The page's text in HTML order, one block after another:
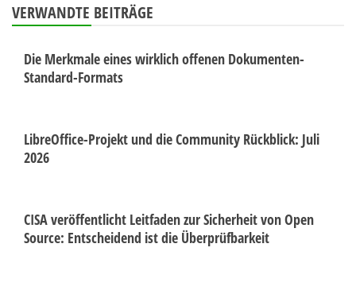
VERWANDTE BEITRÄGE
Die Merkmale eines wirklich offenen Dokumenten-
Standard-Formats
LibreOffice-Projekt und die Community Rückblick: Juli
2026
CISA veröffentlicht Leitfaden zur Sicherheit von Open
Source: Entscheidend ist die Überprüfbarkeit